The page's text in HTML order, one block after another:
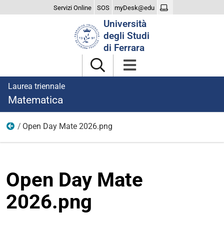
Servizi Online SOS myDesk@edu
Università
degli Studi
di Ferrara
Laurea triennale
Matematica
Orientamento
Open Day Mate 2026.png
Open Day Mate
2026.png